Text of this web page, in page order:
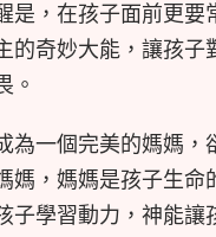
是，在孩子面前更要
的奇妙大能，讓孩子
。
為一個完美的媽媽，
媽，媽媽是孩子生命
子學習動力，神能讓